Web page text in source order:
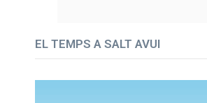
EL TEMPS A SALT AVUI